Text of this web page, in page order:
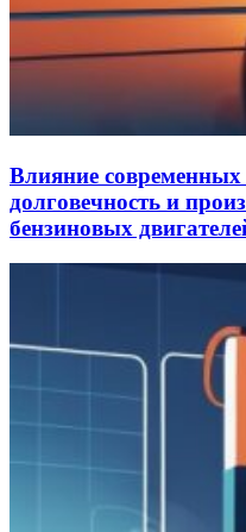
Влияние
долговечность и
бензиновых